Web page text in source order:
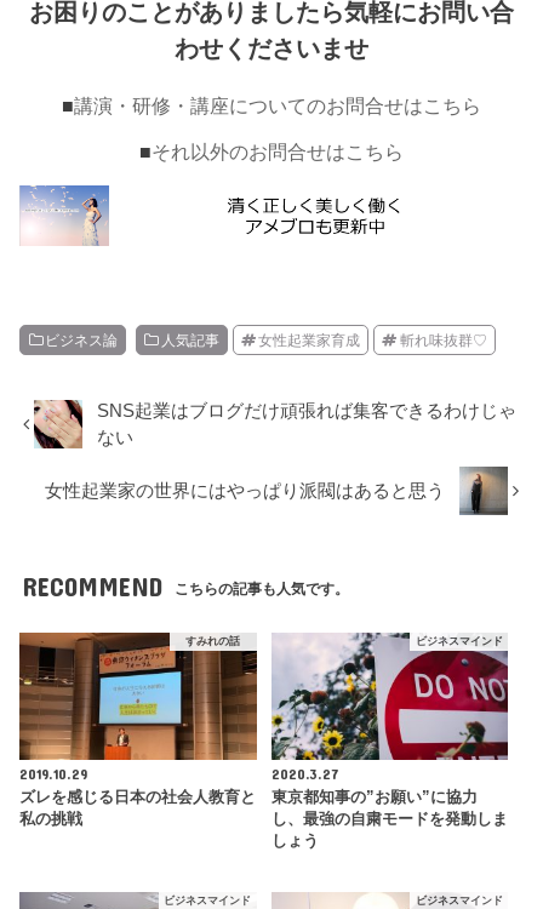
お困りのことがありましたら気軽にお問い合
わせくださいませ
■講演・研修・講座についてのお問合せはこちら
■それ以外のお問合せはこちら
ビジネス論 人気記事 女性起業家育成 斬れ味抜群♡
SNS起業はブログだけ頑張れば集客できるわけじゃ
ない
女性起業家の世界にはやっぱり派閥はあると思う
RECOMMEND こちらの記事も人気です。
すみれの話
2019.10.29
ズレを感じる日本の社会人教育と
私の挑戦
ビジネスマインド
2020.3.27
東京都知事の”お願い”に協力
し、最強の自粛モードを発動しま
しょう
ビジネスマインド ビジネスマインド